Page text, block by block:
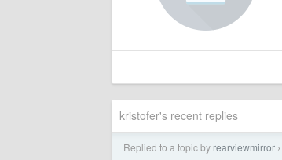
kristofer's recent replies
Replied to a topic by rearviewmirror ›